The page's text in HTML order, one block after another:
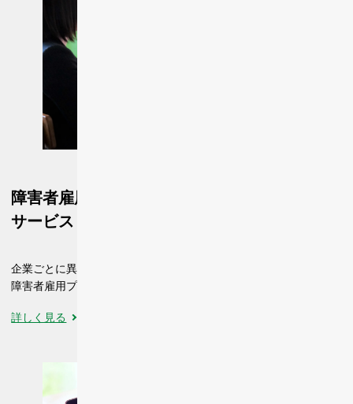
障害者雇用総合コンサルティング
サービス
企業ごとに異なるニーズに合わせた
障害者雇用プランを、オーダーメイドでご提案
詳しく見る